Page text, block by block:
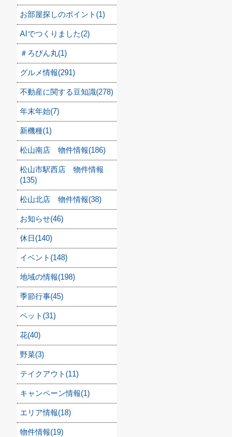
お部屋探しのポイント(1)
AIでつくりました(2)
＃ろびん丸(1)
グルメ情報(291)
不動産に関する豆知識(278)
年末年始(7)
新機種(1)
松山南店 物件情報(186)
松山市駅西店 物件情報
(135)
松山北店 物件情報(38)
お知らせ(46)
休日(140)
イベント(148)
地域の情報(198)
季節行事(45)
ペット(31)
花(40)
野菜(3)
テイクアウト(11)
キャンペーン情報(1)
エリア情報(18)
物件情報(19)